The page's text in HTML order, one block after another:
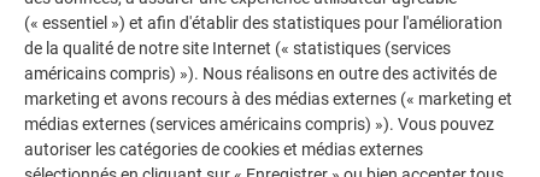
(« essentiel ») et afin d'établir des statistiques pour l'amélioration
de la qualité de notre site Internet (« statistiques (services
américains compris) »). Nous réalisons en outre des activités de
marketing et avons recours à des médias externes (« marketing et
médias externes (services américains compris) »). Vous pouvez
autoriser les catégories de cookies et médias externes